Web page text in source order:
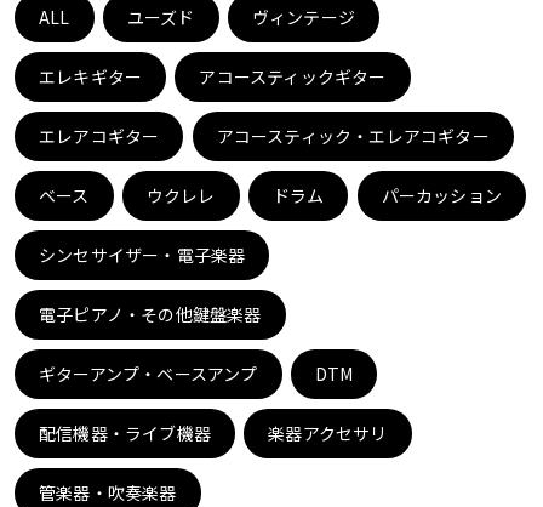
ドラム パーカッション
キーボード 電子ピアノ
管楽器 その他楽器
アンプ
DTM
DTM オンライン納品
ALL ユーズド ヴィンテージ
エレキギター アコースティックギター
エレアコギター アコースティック・エレアコギター
ベース ウクレレ ドラム パーカッション
シンセサイザー・電子楽器
電子ピアノ・その他鍵盤楽器
ギターアンプ・ベースアンプ DTM
配信機器・ライブ機器 楽器アクセサリ
管楽器・吹奏楽器